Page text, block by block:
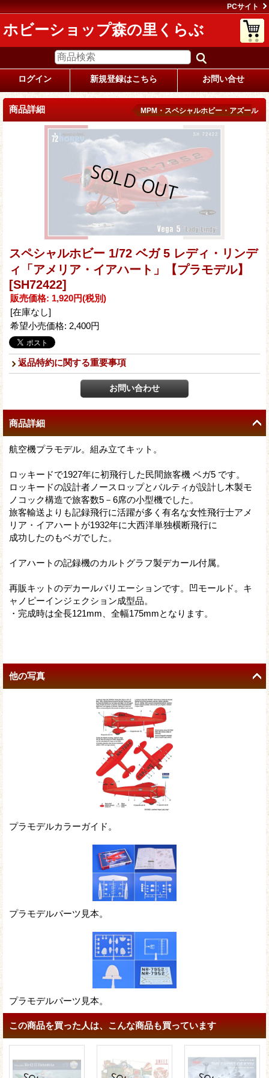
PCサイト
ホビーショップ森の里くらぶ
ログイン 新規登録はこちら お問い合せ
商品詳細 MPM・スペシャルホビー・アズール
スペシャルホビー 1/72 ベガ 5 レディ・リンデ
ィ「アメリア・イアハート」【プラモデル】
[SH72422]
販売価格: 1,920円(税別)
[在庫なし]
希望小売価格: 2,400円
返品特約に関する重要事項
商品詳細
航空機プラモデル。組み立てキット。
ロッキードで1927年に初飛行した民間旅客機 ベガ5 です。
ロッキードの設計者ノースロップとバルティが設計し木製モ
ノコック構造で旅客数5－6席の小型機でした。
旅客輸送よりも記録飛行に活躍が多く有名な女性飛行士アメ
リア・イアハートが1932年に大西洋単独横断飛行に
成功したのもベガでした。
イアハートの記録機のカルトグラフ製デカール付属。
再販キットのデカールバリエーションです。凹モールド。キ
ャノピーインジェクション成型品。
・完成時は全長121mm、全幅175mmとなります。
他の写真
プラモデルカラーガイド。
プラモデルパーツ見本。
プラモデルパーツ見本。
この商品を買った人は、こんな商品も買っています